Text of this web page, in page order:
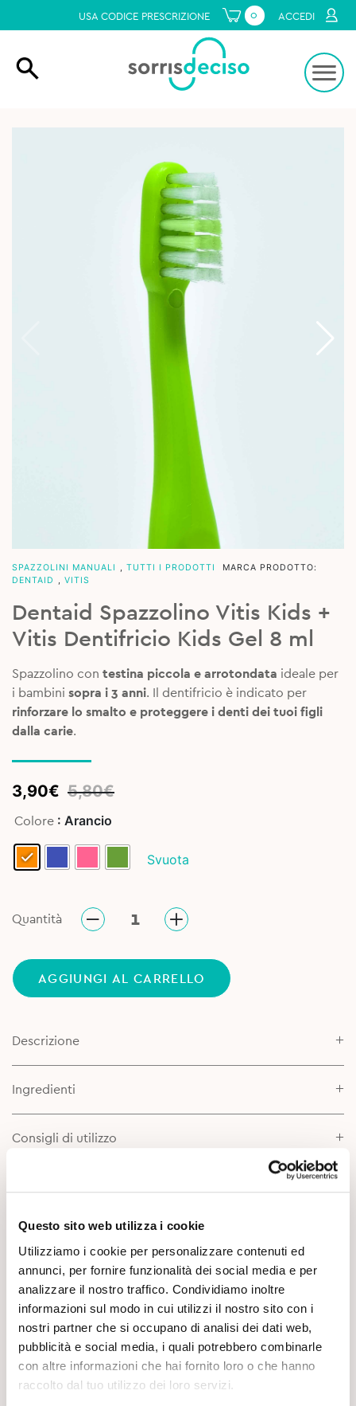
Questo sito web utilizza i cookie
Utilizziamo i cookie per personalizzare contenuti ed
annunci, per fornire funzionalità dei social media e per
analizzare il nostro traffico. Condividiamo inoltre
informazioni sul modo in cui utilizzi il nostro sito con i
nostri partner che si occupano di analisi dei dati web,
pubblicità e social media, i quali potrebbero combinarle
con altre informazioni che hai fornito loro o che hanno
raccolto dal tuo utilizzo dei loro servizi.
USA CODICE PRESCRIZIONE 0 ACCEDI
SPAZZOLINI MANUALI , TUTTI I PRODOTTI
MARCA PRODOTTO:
DENTAID
, VITIS
Dentaid Spazzolino Vitis Kids +
Vitis Dentifricio Kids Gel 8 ml
Spazzolino con testina piccola e arrotondata ideale per
i bambini sopra i 3 anni. Il dentifricio è indicato per
rinforzare lo smalto e proteggere i denti dei tuoi figli
dalla carie.
5,80€
Original
was:
5,80€.
3,90€
Current
is:
3,90€.
Colore : Arancio
Svuota
Quantità
AGGIUNGI AL CARRELLO
Descrizione
Ingredienti
Consigli di utilizzo
Approfondimenti